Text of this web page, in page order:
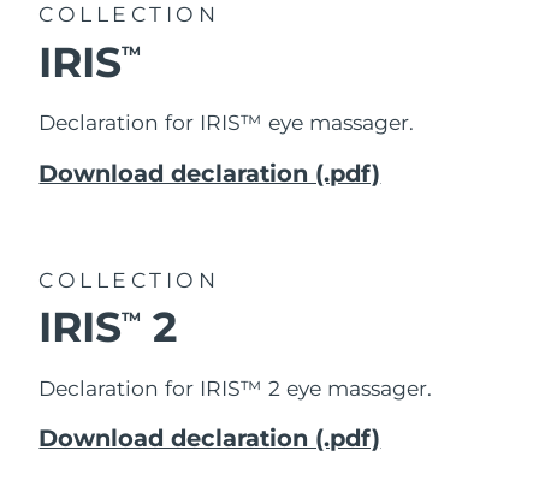
COLLECTION
IRISTM
Declaration for IRIS™ eye massager.
Download declaration (.pdf)
COLLECTION
IRISTM 2
Declaration for IRIS™ 2 eye massager.
Download declaration (.pdf)